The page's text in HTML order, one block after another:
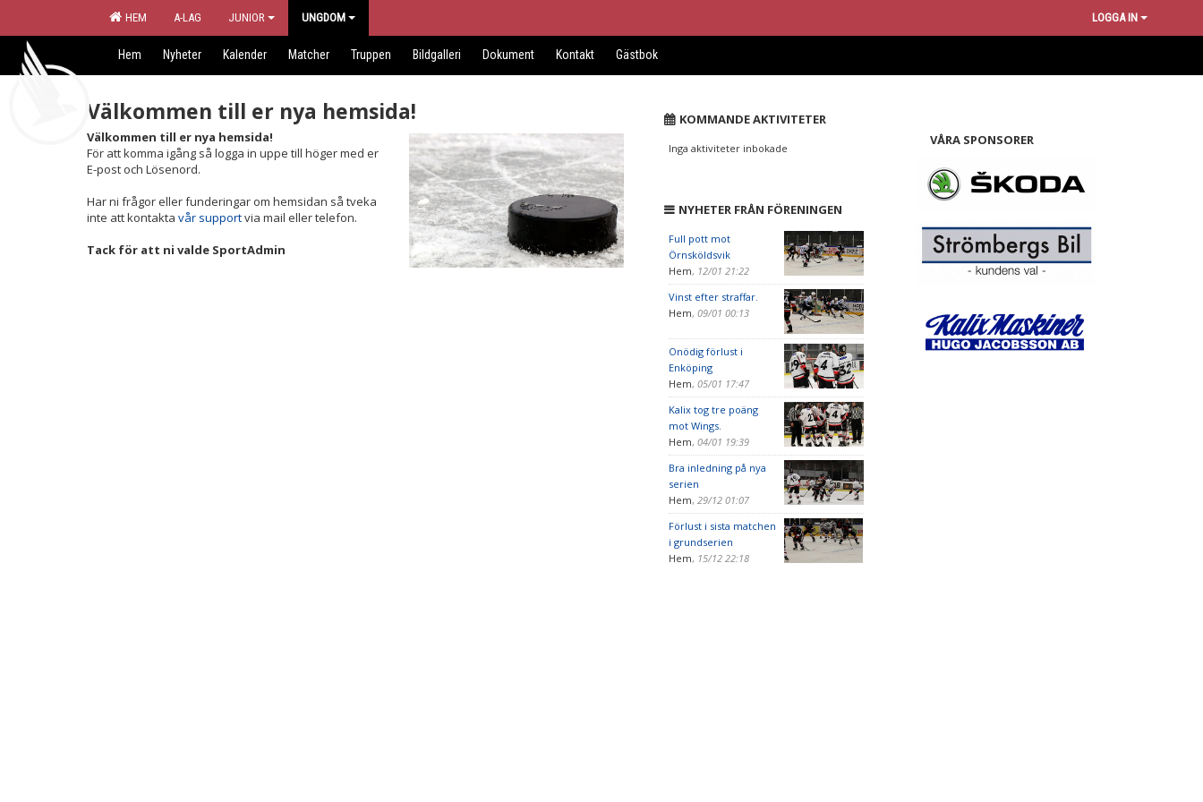
HEM A-LAG JUNIOR UNGDOM LOGGA IN
Hem Nyheter Kalender Matcher Truppen Bildgalleri Dokument Kontakt Gästbok
Välkommen till er nya hemsida!
Välkommen till er nya hemsida!
För att komma igång så logga in uppe till höger med er
E-post och Lösenord.
Har ni frågor eller funderingar om hemsidan så tveka
inte att kontakta vår supportvia mail eller telefon.
Tack för att ni valde SportAdmin
KOMMANDE AKTIVITETER
Inga aktiviteter inbokade
NYHETER FRÅN FÖRENINGEN
Full pott mot
Örnsköldsvik
Hem, 12/01 21:22
Vinst efter straffar.
Hem, 09/01 00:13
Onödig förlust i
Enköping
Hem, 05/01 17:47
Kalix tog tre poäng
mot Wings.
Hem, 04/01 19:39
Bra inledning på nya
serien
Hem, 29/12 01:07
Förlust i sista matchen
i grundserien
Hem, 15/12 22:18
VÅRA SPONSORER